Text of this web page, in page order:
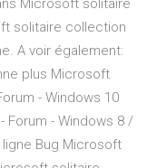
Microsoft solitaire
solitaire collection
A voir également:
plus Microsoft
- Windows 10
Forum - Windows 8 /
Bug Microsoft